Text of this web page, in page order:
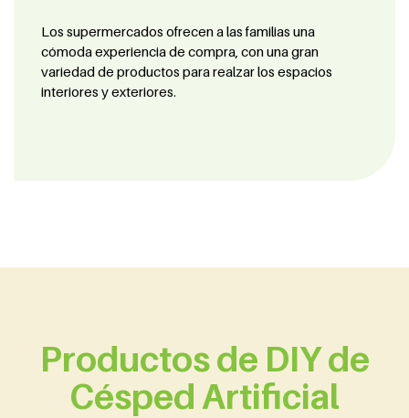
Los supermercados ofrecen a las familias una
cómoda experiencia de compra, con una gran
variedad de productos para realzar los espacios
interiores y exteriores.
Productos de DIY de
Césped Artificial